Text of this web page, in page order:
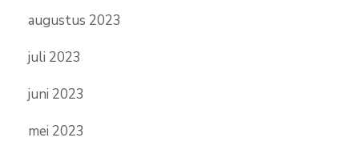
augustus 2023
juli 2023
juni 2023
mei 2023